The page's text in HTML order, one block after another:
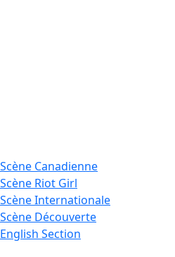
Scène Canadienne
Scène Riot Girl
ScèneInternationale
Scène Découverte
English Section